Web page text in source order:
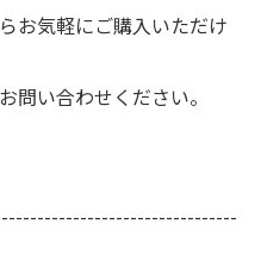
お気軽にご購入いただけ
問い合わせください。